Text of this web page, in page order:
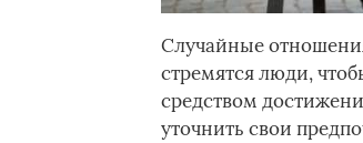
Случайные
стремятся люди,
средством
уточнить свои